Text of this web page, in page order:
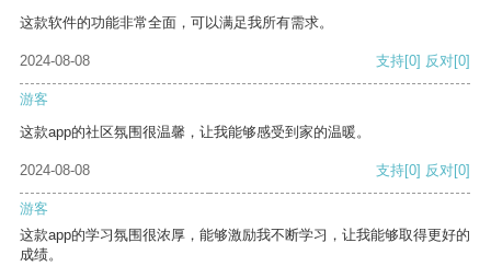
这款软件的功能非常全面，可以满足我所有需求。
2024-08-08 支持[0] 反对[0]
游客
这款app的社区氛围很温馨，让我能够感受到家的温暖。
2024-08-08 支持[0] 反对[0]
游客
这款app的学习氛围很浓厚，能够激励我不断学习，让我能够取得更好的
成绩。